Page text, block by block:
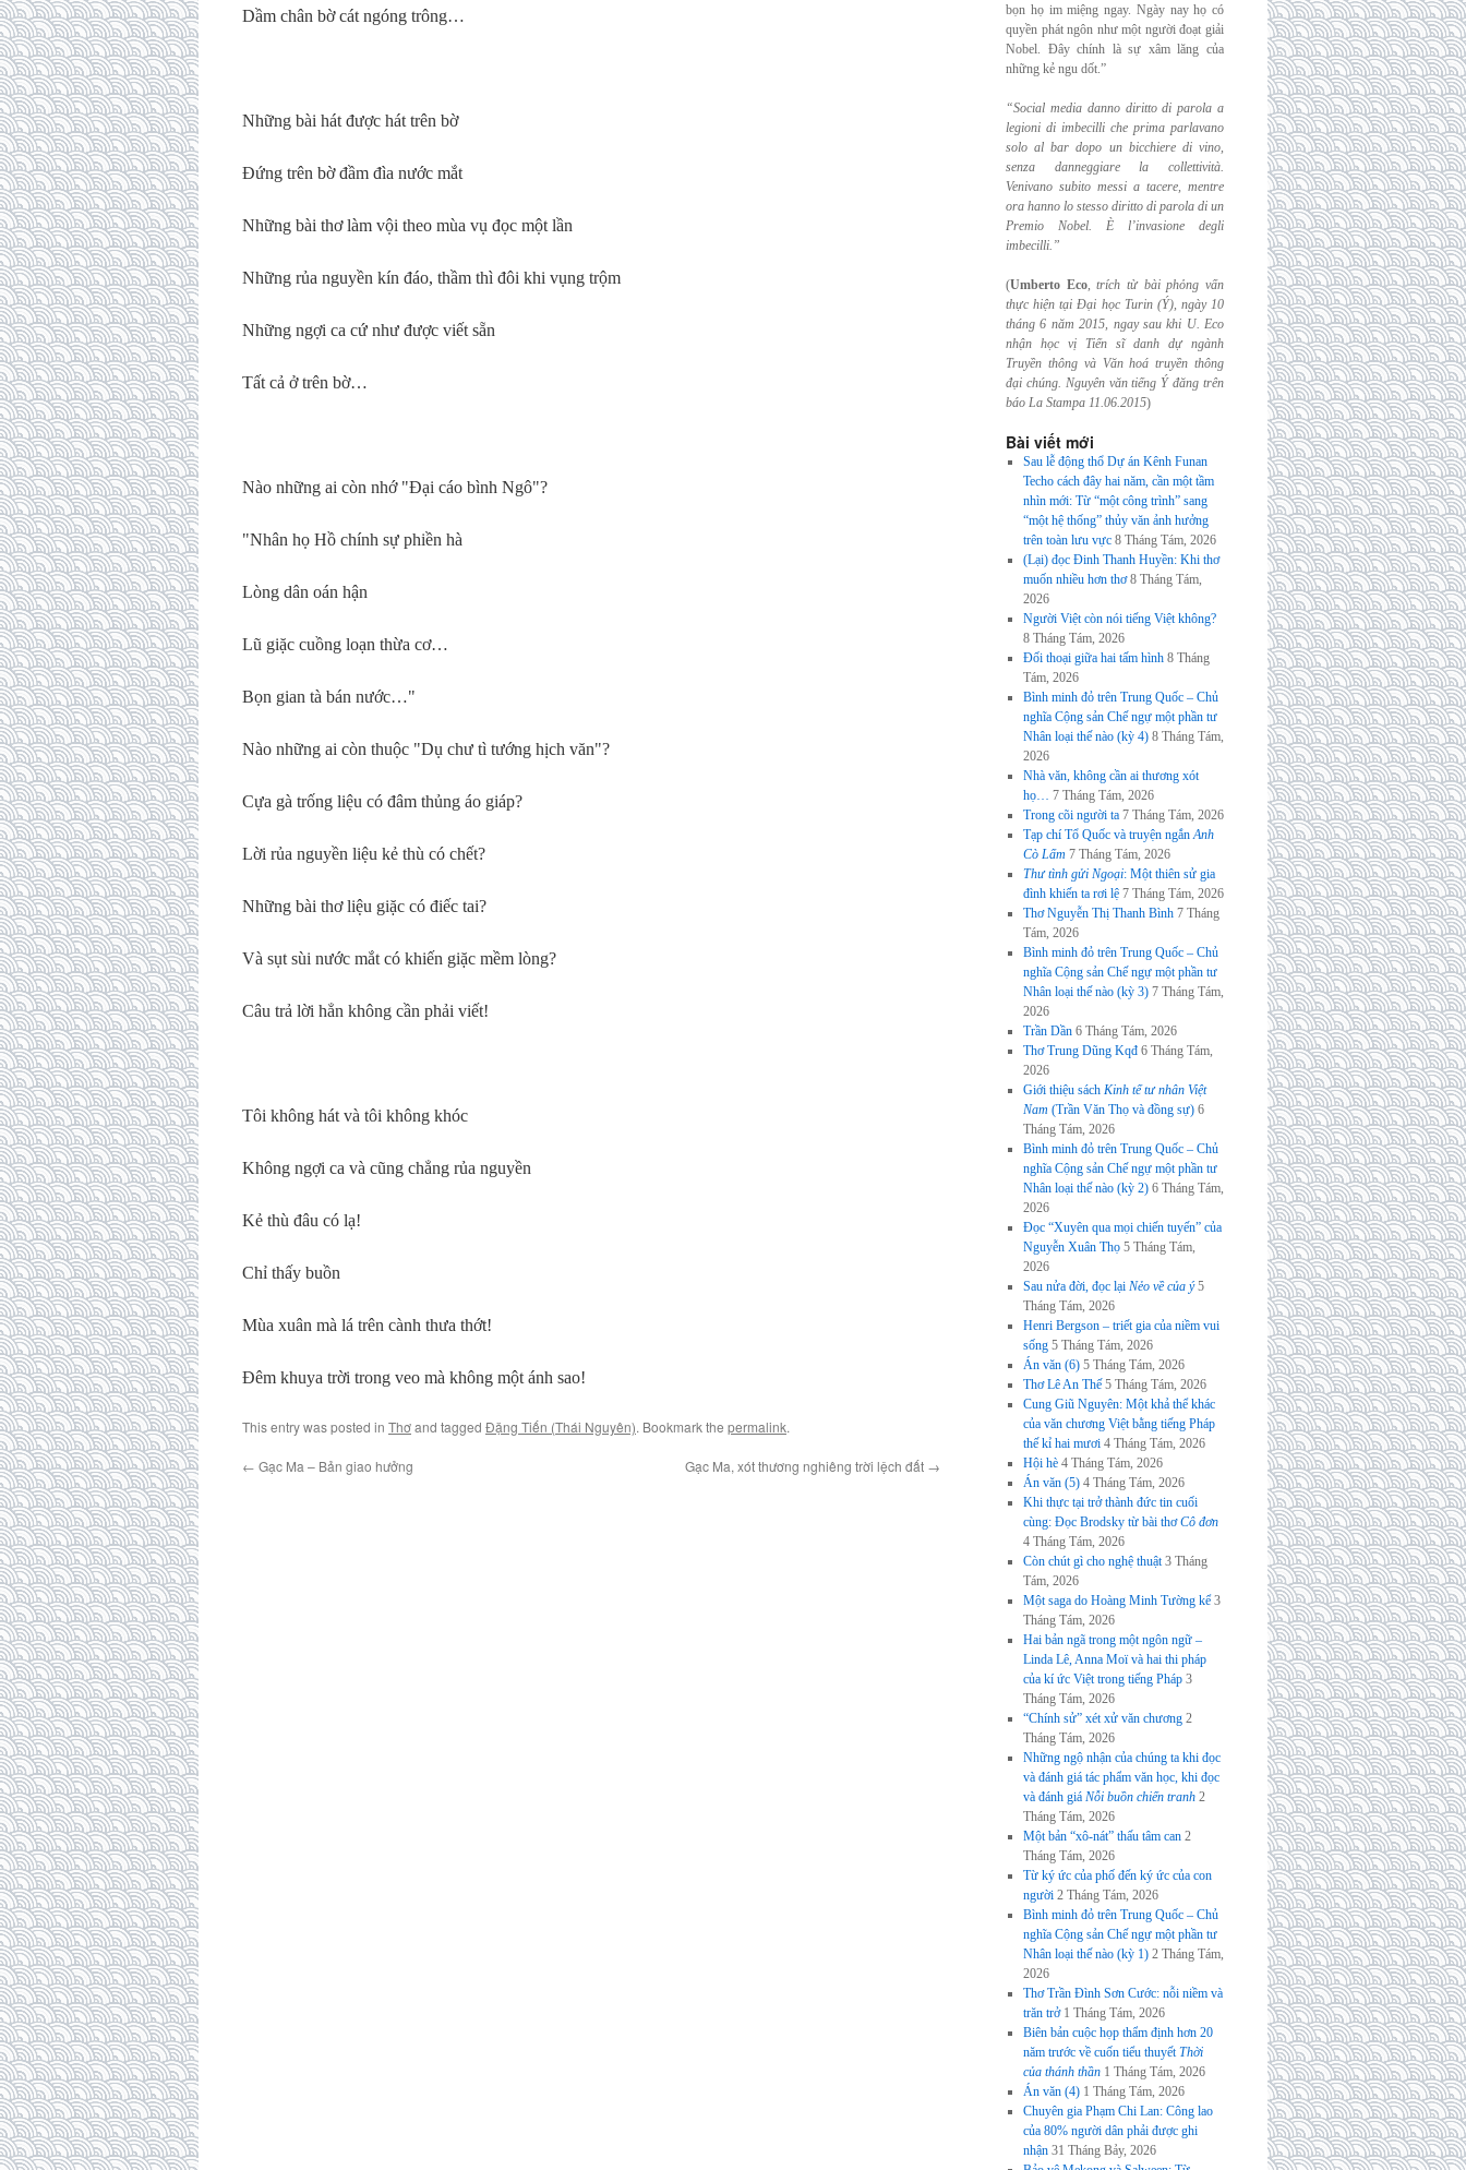
Dầm chân bờ cát ngóng trông…
Những bài hát được hát trên bờ
Đứng trên bờ đầm đìa nước mắt
Những bài thơ làm vội theo mùa vụ đọc một lần
Những rủa nguyền kín đáo, thầm thì đôi khi vụng trộm
Những ngợi ca cứ như được viết sẵn
Tất cả ở trên bờ…
Nào những ai còn nhớ "Đại cáo bình Ngô"?
"Nhân họ Hồ chính sự phiền hà
Lòng dân oán hận
Lũ giặc cuồng loạn thừa cơ…
Bọn gian tà bán nước…"
Nào những ai còn thuộc "Dụ chư tì tướng hịch văn"?
Cựa gà trống liệu có đâm thủng áo giáp?
Lời rủa nguyền liệu kẻ thù có chết?
Những bài thơ liệu giặc có điếc tai?
Và sụt sùi nước mắt có khiến giặc mềm lòng?
Câu trả lời hẳn không cần phải viết!
Tôi không hát và tôi không khóc
Không ngợi ca và cũng chẳng rủa nguyền
Kẻ thù đâu có lạ!
Chỉ thấy buồn
Mùa xuân mà lá trên cành thưa thớt!
Đêm khuya trời trong veo mà không một ánh sao!
This entry was posted in Thơand tagged Đặng Tiến (Thái Nguyên). Bookmark the permalink.
← Gạc Ma – Bản giao hưởng Gạc Ma, xót thương nghiêng trời lệch đất →
bọn họ im miệng ngay. Ngày nay họ có
quyền phát ngôn như một người đoạt giải
Nobel. Đây chính là sự xâm lăng của
những kẻ ngu dốt.”
“Social media danno diritto di parola a
legioni di imbecilli che prima parlavano
solo albar dopo un bicchiere di vino,
senza danneggiare la collettività.
Venivano subito messi a tacere, mentre
ora hanno lo stesso diritto di parola di un
Premio Nobel. È l’invasione degli
imbecilli.”
(Umberto Eco,trích từ bài phỏng vấn
thực hiện tại Đại học Turin (Ý), ngày 10
tháng 6 năm 2015, ngay sau khi U. Eco
nhận học vị Tiến sĩ danh dự ngành
Truyền thông và Văn hoá truyền thông
đại chúng. Nguyên văn tiếng Ý đăng trên
báo La Stampa 11.06.2015)
Bài viết mới
Sau lễ động thổ Dự án Kênh Funan
Techo cách đây hai năm, cần một tầm
nhìn mới: Từ “một công trình” sang
“một hệ thống” thủy văn ảnh hưởng
trên toàn lưu vực 8 Tháng Tám, 2026
(Lại) đọc Đinh Thanh Huyền: Khi thơ
muốn nhiều hơn thơ 8 Tháng Tám,
2026
Người Việt còn nói tiếng Việt không?
8 Tháng Tám, 2026
Đối thoại giữa hai tấm hình 8 Tháng
Tám, 2026
Bình minh đỏ trên Trung Quốc – Chủ
nghĩa Cộng sản Chế ngự một phần tư
Nhân loại thế nào (kỳ 4) 8 Tháng Tám,
2026
Nhà văn, không cần ai thương xót
họ… 7 Tháng Tám, 2026
Trong cõi người ta 7 Tháng Tám, 2026
Tạp chí Tổ Quốc và truyện ngắnAnh
Cò Lấm 7 Tháng Tám, 2026
Thư tình gửi Ngoại: Một thiên sử gia
đình khiến ta rơi lệ 7 Tháng Tám, 2026
Thơ Nguyễn Thị Thanh Bình 7 Tháng
Tám, 2026
Bình minh đỏ trên Trung Quốc – Chủ
nghĩa Cộng sản Chế ngự một phần tư
Nhân loại thế nào (kỳ 3) 7 Tháng Tám,
2026
Trần Dần 6 Tháng Tám, 2026
Thơ Trung Dũng Kqđ 6 Tháng Tám,
2026
Giới thiệu sách Kinh tế tư nhân Việt
Nam (Trần Văn Thọ và đồng sự) 6
Tháng Tám, 2026
Bình minh đỏ trên Trung Quốc – Chủ
nghĩa Cộng sản Chế ngự một phần tư
Nhân loại thế nào (kỳ 2) 6 Tháng Tám,
2026
Đọc “Xuyên qua mọi chiến tuyến” của
Nguyễn Xuân Thọ 5 Tháng Tám,
2026
Sau nửa đời, đọc lại Nẻo về của ý 5
Tháng Tám, 2026
Henri Bergson – triết gia của niềm vui
sống 5 Tháng Tám, 2026
Án văn (6) 5 Tháng Tám, 2026
Thơ Lê An Thế 5 Tháng Tám, 2026
Cung Giũ Nguyên: Một khả thể khác
của văn chương Việt bằng tiếng Pháp
thế kỉ hai mươi 4 Tháng Tám, 2026
Hội hè 4 Tháng Tám, 2026
Án văn (5) 4 Tháng Tám, 2026
Khi thực tại trở thành đức tin cuối
cùng: Đọc Brodsky từ bài thơCô đơn
4 Tháng Tám, 2026
Còn chút gì cho nghệ thuật 3 Tháng
Tám, 2026
Một saga do Hoàng Minh Tường kể 3
Tháng Tám, 2026
Hai bản ngã trong một ngôn ngữ –
Linda Lê, Anna Moï và hai thi pháp
của kí ức Việt trong tiếng Pháp 3
Tháng Tám, 2026
“Chính sử” xét xử văn chương 2
Tháng Tám, 2026
Những ngộ nhận của chúng ta khi đọc
và đánh giá tác phẩm văn học, khi đọc
và đánh giá Nỗi buồn chiến tranh 2
Tháng Tám, 2026
Một bản “xô-nát” thấu tâm can 2
Tháng Tám, 2026
Từ ký ức của phố đến ký ức của con
người 2 Tháng Tám, 2026
Bình minh đỏ trên Trung Quốc – Chủ
nghĩa Cộng sản Chế ngự một phần tư
Nhân loại thế nào (kỳ 1) 2 Tháng Tám,
2026
Thơ Trần Đình Sơn Cước: nỗi niềm và
trăn trở 1 Tháng Tám, 2026
Biên bản cuộc họp thẩm định hơn 20
năm trước về cuốn tiểu thuyếtThời
của thánh thần 1 Tháng Tám, 2026
Án văn (4) 1 Tháng Tám, 2026
Chuyên gia Phạm Chi Lan: Công lao
của 80% người dân phải được ghi
nhận 31 Tháng Bảy, 2026